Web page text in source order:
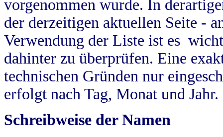
vorgenommen wurde. In
der derzeitigen aktuellen Seite -
Verwendung der Liste ist es
dahinter zu überprüfen. Eine
technischen Gründen nur
erfolgt nach Tag, Monat und Jahr.
Schreibweise der Namen